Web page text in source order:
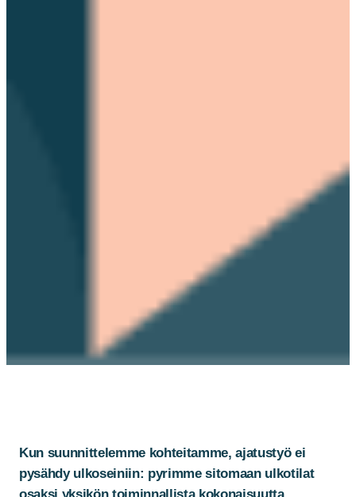
Kun suunnittelemme kohteitamme, ajatustyö ei
pysähdy ulkoseiniin: pyrimme sitomaan ulkotilat